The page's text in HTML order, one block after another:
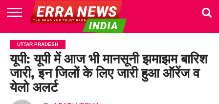
HOME
POLITICS
NEWS
BUSINESS
CULTURE
NATIONAL
SPORTS
LIFESTYLE
TRAVEL
OPINION
BREAKING
NEWS
ENTERTAINMENT
WORLD
CRIME
JOIN
US
UTTAR PRADESH
यूपी: यूपी में आज भी मानसूनी झमाझम बारिश
जारी, इन जिलों के लिए जारी हुआ ऑरेंज व
येलो अलर्ट